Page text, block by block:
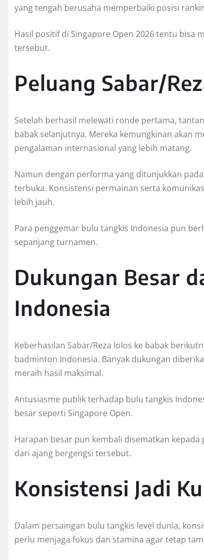
yang tengah berusaha memperbaiki posisi
Hasil positif di Singapore Open 2026 tentu bisa
tersebut.
Peluang Sabar/
Setelah berhasil melewati ronde pertama,
babak selanjutnya. Mereka kemungkinan akan
pengalaman internasional yang lebih matang.
Namun dengan performa yang ditunjukkan
terbuka. Konsistensi permainan serta
lebih jauh.
Para penggemar bulu tangkis Indonesia pun
sepanjang turnamen.
Dukungan Besar
Indonesia
Keberhasilan Sabar/Reza lolos ke babak
badminton Indonesia. Banyak dukungan
meraih hasil maksimal.
Antusiasme publik terhadap bulu tangkis
besar seperti Singapore Open.
Harapan besar pun kembali disematkan
dari ajang bergengsi tersebut.
Konsistensi Jadi
Dalam persaingan bulu tangkis level dunia,
perlu menjaga fokus dan stamina agar tetap